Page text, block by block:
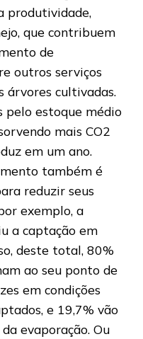
produtividade,
que contribuem
de
outros serviços
árvores cultivadas.
pelo estoque médio
mais CO2
em um ano.
também é
reduzir seus
exemplo, a
a captação em
deste total, 80%
ao seu ponto de
em condições
e 19,7% vão
evaporação. Ou